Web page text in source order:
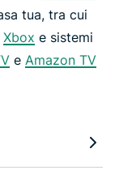
tua, tra cui
Xbox e sistemi
e Amazon TV